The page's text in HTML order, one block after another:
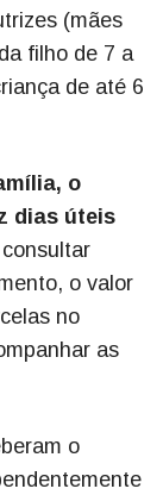
(mães
filho de 7 a
de até 6
o
dias úteis
o valor
no
as
o